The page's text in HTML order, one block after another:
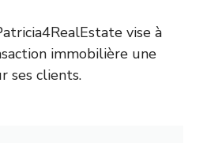
vise à
immobilière une
ses clients.